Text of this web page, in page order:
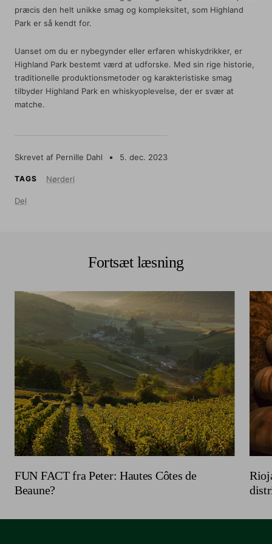
Skrevet af Pernille Dahl 5. dec. 2023
TAGS Nørderi
Del
præcis den helt unikke smag og kompleksitet, som Highland
Park er så kendt for.
Uanset om du er nybegynder eller erfaren whiskydrikker, er
Highland Park bestemt værd at udforske. Med sin rige historie,
traditionelle produktionsmetoder og karakteristiske smag
tilbyder Highland Park en whiskyoplevelse, der er svær at
matche.
Fortsæt læsning
FUN FACT fra Peter: Hautes Côtes de
Beaune?